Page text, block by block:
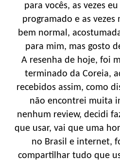
para vocês, as vezes
programado e as
bem normal,
para mim, mas gosto
A resenha de hoje, foi
terminado da Coreia,
recebidos assim, como
não encontrei muita
nenhum review, decidi
que usar, vai que uma
no Brasil e internet,
compartilhar tudo que